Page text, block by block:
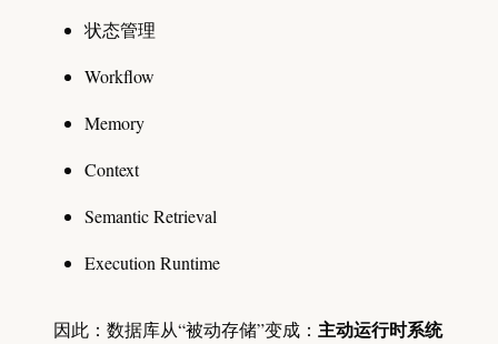
状态管理
Workflow
Memory
Context
Semantic Retrieval
Execution Runtime
因此：数据库从“被动存储”变成： 主动运行时系统